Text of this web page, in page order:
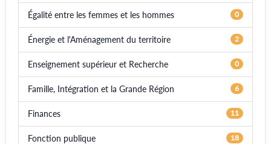
Égalité entre les femmes et les hommes 0
Énergie et l'Aménagement du territoire 2
Enseignement supérieur et Recherche 0
Famille, Intégration et la Grande Région 6
Finances 11
Fonction publique 18